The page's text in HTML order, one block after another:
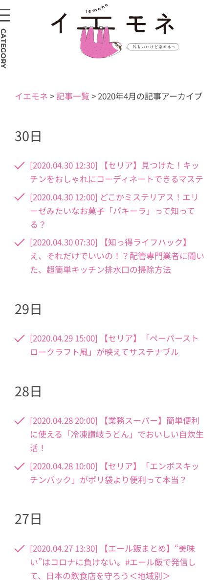
イエモネ >記事一覧>2020年4月の記事アーカイブ
30日
[2020.04.30 12:30] 【セリア】見つけた！キッ
チンをおしゃれにコーディネートできるマステ
[2020.04.30 12:00] どこかミステリアス！エリ
ーゼみたいなお菓子「パキーラ」って知って
る？
[2020.04.30 07:30] 【知っ得ライフハック】
え、それだけでいいの！？配管専門業者に聞い
た、超簡単キッチン排水口の掃除方法
29日
[2020.04.29 15:00] 【セリア】「ペーパースト
ロークラフト風」が映えてサステナブル
28日
[2020.04.28 20:00] 【業務スーパー】簡単便利
に使える「冷凍讃岐うどん」でおいしい自炊生
活！
[2020.04.28 10:00] 【セリア】「エンボスキッ
チンパック」がポリ袋より便利って本当？
27日
[2020.04.27 13:30] 【エール飯まとめ】“美味
い”はコロナに負けない。#エール飯で発信し
て、日本の飲食店を守ろう＜地域別＞